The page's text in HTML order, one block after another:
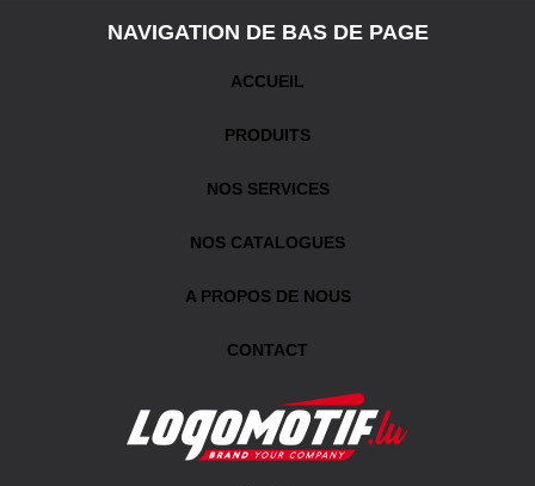
NAVIGATION DE BAS DE PAGE
ACCUEIL
PRODUITS
NOS SERVICES
NOS CATALOGUES
A PROPOS DE NOUS
CONTACT